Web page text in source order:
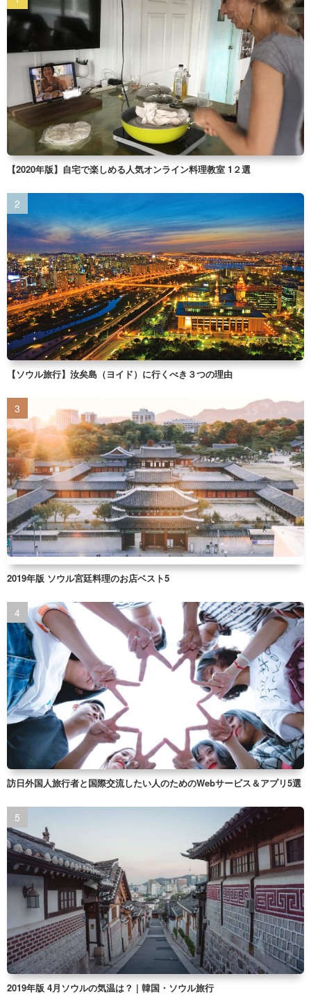
【2020年版】自宅で楽しめる人気オンライン料理教室 1２選
【ソウル旅行】汝矣島（ヨイド）に行くべき３つの理由
2019年版 ソウル宮廷料理のお店ベスト5
訪日外国人旅行者と国際交流したい人のためのWebサービス＆アプリ5選
2019年版 4月ソウルの気温は？ | 韓国・ソウル旅行